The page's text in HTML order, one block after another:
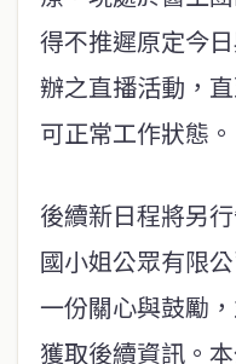
得不推遲原定今
辦之直播活動，
可正常工作狀態。
後續新日程將另
國小姐公眾有限
一份關心與鼓勵
獲取後續資訊。